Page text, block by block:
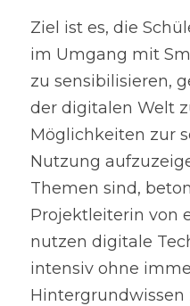
Ziel ist es, die
im Umgang mit
zu sensibilisieren,
der digitalen Welt
Möglichkeiten zur
Nutzung
Themen sind,
Projektleiterin von
nutzen digitale
intensiv ohne
Hintergrundwissen